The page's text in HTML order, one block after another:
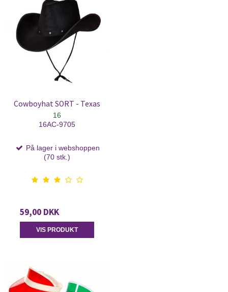
Cowboyhat SORT - Texas
16
16AC-9705
På lager i webshoppen
(70 stk.)
59,00 DKK
VIS PRODUKT